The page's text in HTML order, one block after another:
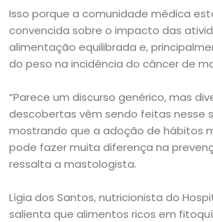
Isso porque a comunidade médica
convencida sobre o impacto das
alimentação equilibrada e,
do peso na incidência do câncer de
“Parece um discurso genérico, mas
descobertas vêm sendo feitas nesse
mostrando que a adoção de hábitos
pode fazer muita diferença na
ressalta a mastologista.
Lígia dos Santos, nutricionista do
salienta que alimentos ricos em